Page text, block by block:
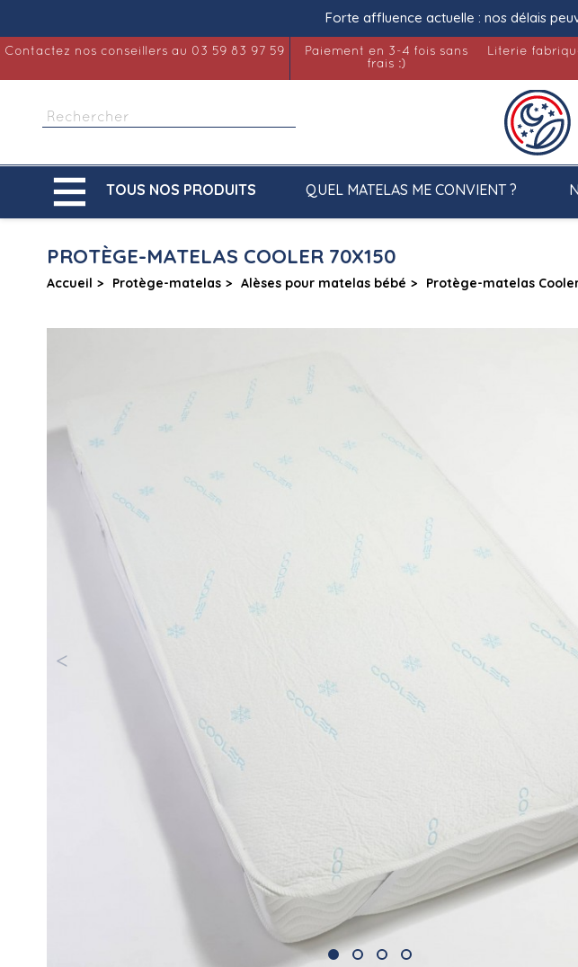
Forte affluence actuelle : nos délais
Contactez nos conseillers au 03 59 83 97 59
Paiement en 3-4 fois sans
frais :)
Literie
 TOUS NOS PRODUITS QUEL MATELAS ME CONVIENT ?
PROTÈGE-MATELAS COOLER 70X150
Accueil Protège-matelas Alèses pour matelas bébé Protège-matelas